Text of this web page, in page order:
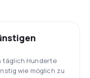
täglich Hunderte
wie möglich zu